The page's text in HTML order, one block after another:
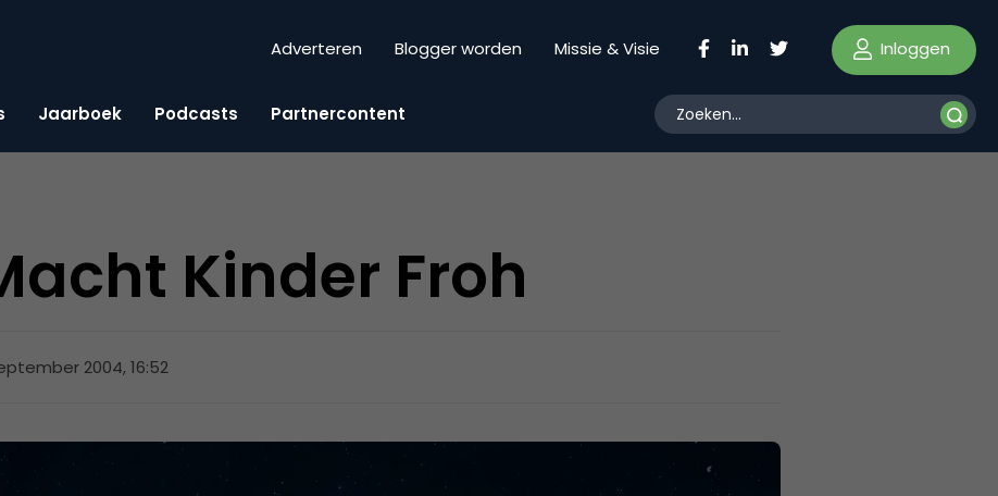
Adverteren Blogger worden Missie & Visie Inloggen
Jaarboek Podcasts Partnercontent
Kinder Froh
2004, 16:52